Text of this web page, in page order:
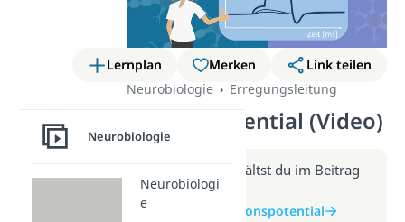
Lernplan Merken
Link teilen
Neurobiologie
Erregungsleitung
Aktionspotential (Video)
Weitere Infos erhältst du im Beitrag
zum Video
zum Beitrag: Aktionspotential
Neurobiologie
Neurobiologi
e